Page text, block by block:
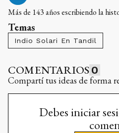
Más de 143 años escribiendo la
Temas
Indio Solari En Tandil
COMENTARIOS 0
Compartí tus ideas de forma
Debes iniciar